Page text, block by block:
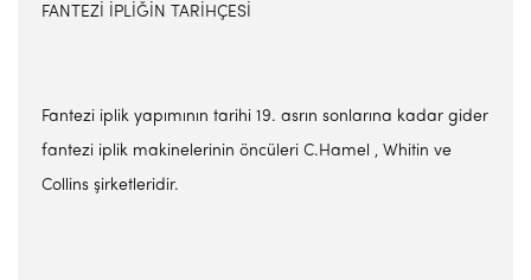
FANTEZİ İPLİĞİN TARİHÇESİ
Fantezi iplik yapımının tarihi 19. asrın sonlarına kadar gider
fantezi iplik makinelerinin öncüleri C.Hamel , Whitin ve
Collins şirketleridir.